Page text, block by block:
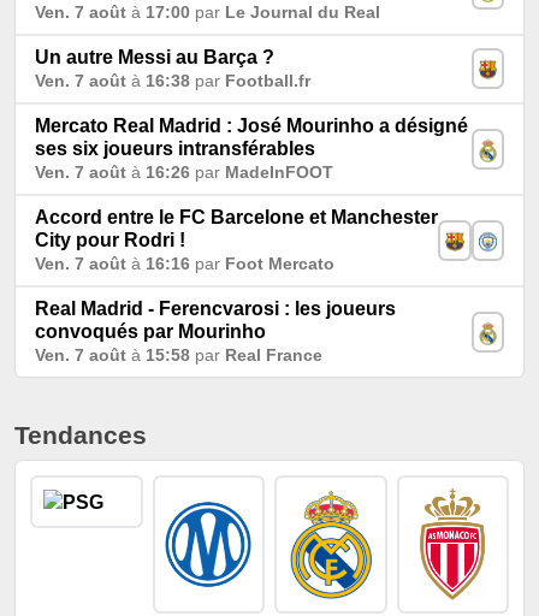
Ven. 7 août à 17:00 par Le Journal du Real
Un autre Messi au Barça ?
Ven. 7 août à 16:38 par Football.fr
Mercato Real Madrid : José Mourinho a désigné
ses six joueurs intransférables
Ven. 7 août à 16:26 par MadeInFOOT
Accord entre le FC Barcelone et Manchester
City pour Rodri !
Ven. 7 août à 16:16 par Foot Mercato
Real Madrid - Ferencvarosi : les joueurs
convoqués par Mourinho
Ven. 7 août à 15:58 par Real France
Tendances